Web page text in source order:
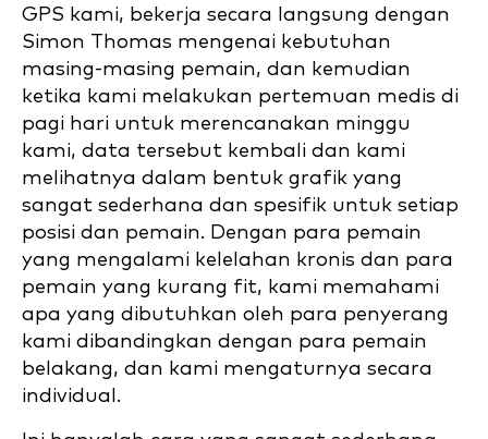
GPS kami, bekerja secara langsung dengan
Simon Thomas mengenai kebutuhan
masing-masing pemain, dan kemudian
ketika kami melakukan pertemuan medis di
pagi hari untuk merencanakan minggu
kami, data tersebut kembali dan kami
melihatnya dalam bentuk grafik yang
sangat sederhana dan spesifik untuk setiap
posisi dan pemain. Dengan para pemain
yang mengalami kelelahan kronis dan para
pemain yang kurang fit, kami memahami
apa yang dibutuhkan oleh para penyerang
kami dibandingkan dengan para pemain
belakang, dan kami mengaturnya secara
individual.